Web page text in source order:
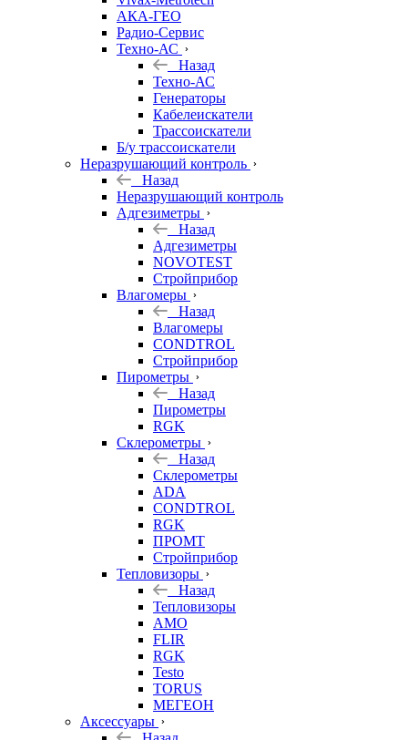
АКА-ГЕО
Радио-Сервис
Техно-АС
Назад
Техно-АС
Генераторы
Кабелеискатели
Трассоискатели
Б/у трассоискатели
Неразрушающий контроль
Назад
Неразрушающий контроль
Адгезиметры
Назад
Адгезиметры
NOVOTEST
Стройприбор
Влагомеры
Назад
Влагомеры
CONDTROL
Стройприбор
Пирометры
Назад
Пирометры
RGK
Склерометры
Назад
Склерометры
ADA
CONDTROL
RGK
ПРОМТ
Стройприбор
Тепловизоры
Назад
Тепловизоры
AMO
FLIR
RGK
Testo
TORUS
МЕГЕОН
Аксессуары